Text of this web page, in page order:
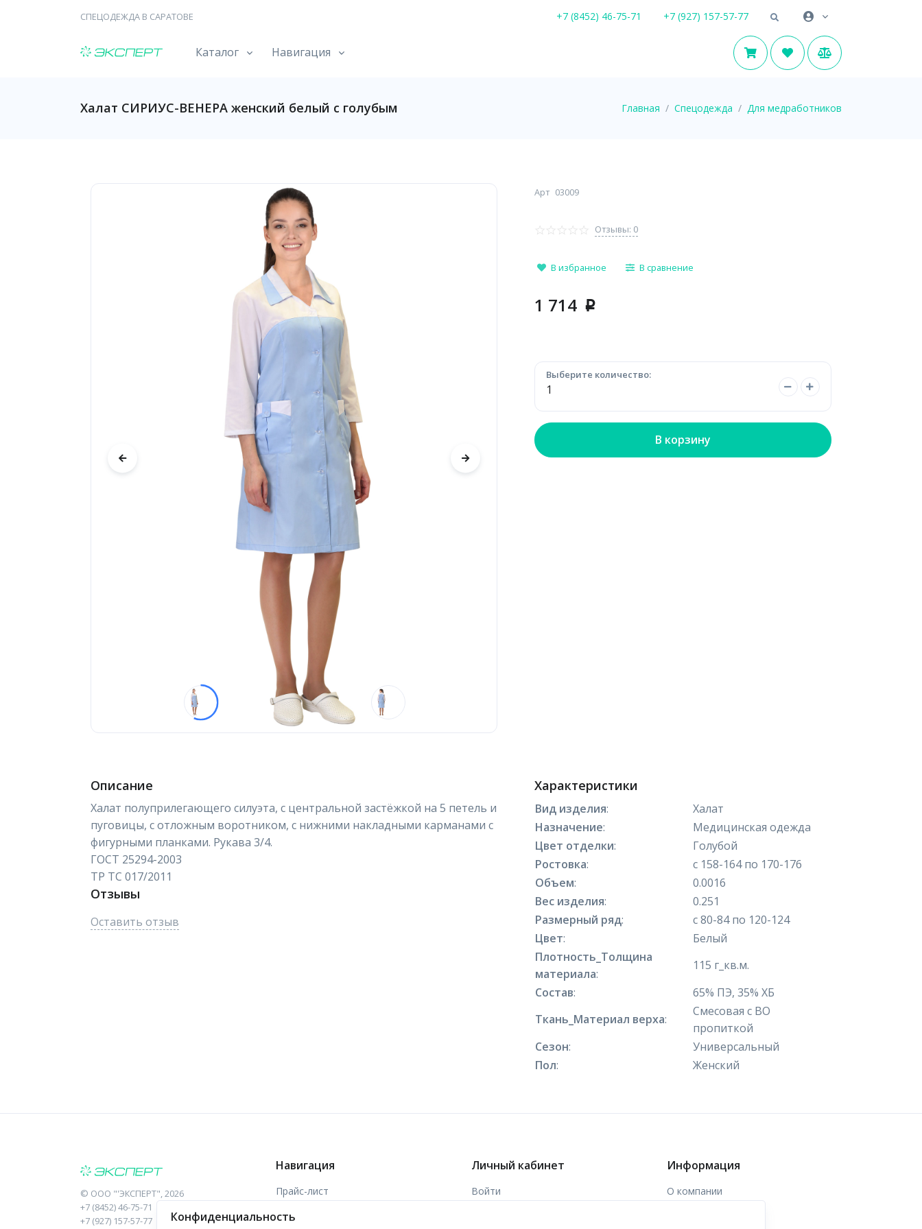
СПЕЦОДЕЖДА В САРАТОВЕ +7 (8452) 46-75-71 +7 (927) 157-57-77
Каталог Навигация
Халат СИРИУС-ВЕНЕРА женский белый с голубым Главная Спецодежда Для медработников
Арт 03009
Отзывы: 0
В избранное В сравнение
1 714 p
Выберите количество:
В корзину
Описание
Халат полуприлегающего силуэта, с центральной застёжкой на 5 петель и
пуговицы, с отложным воротником, с нижними накладными карманами с
фигурными планками. Рукава 3/4.
ГОСТ 25294-2003
ТР ТС 017/2011
Отзывы
Оставить отзыв
Характеристики
Вид изделия:
Халат
Назначение:
Медицинская одежда
Цвет отделки:
Голубой
Ростовка:
с 158-164 по 170-176
Объем:
0.0016
Вес изделия:
0.251
Размерный ряд:
с 80-84 по 120-124
Цвет:
Белый
Плотность_Толщина
материала:
115 г_кв.м.
Состав:
65% ПЭ, 35% ХБ
Ткань_Материал верха:
Смесовая с ВО
пропиткой
Сезон:
Универсальный
Пол: Женский
© ООО "'ЭКСПЕРТ", 2026
+7 (8452) 46-75-71
+7 (927) 157-57-77
Навигация
Прайс-лист
Отзывы
Личный кабинет
Войти
Информация
О компании
Конфиденциальность